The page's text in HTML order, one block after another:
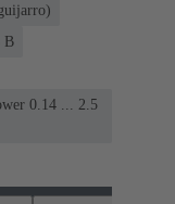
B
0.14 ... 2.5